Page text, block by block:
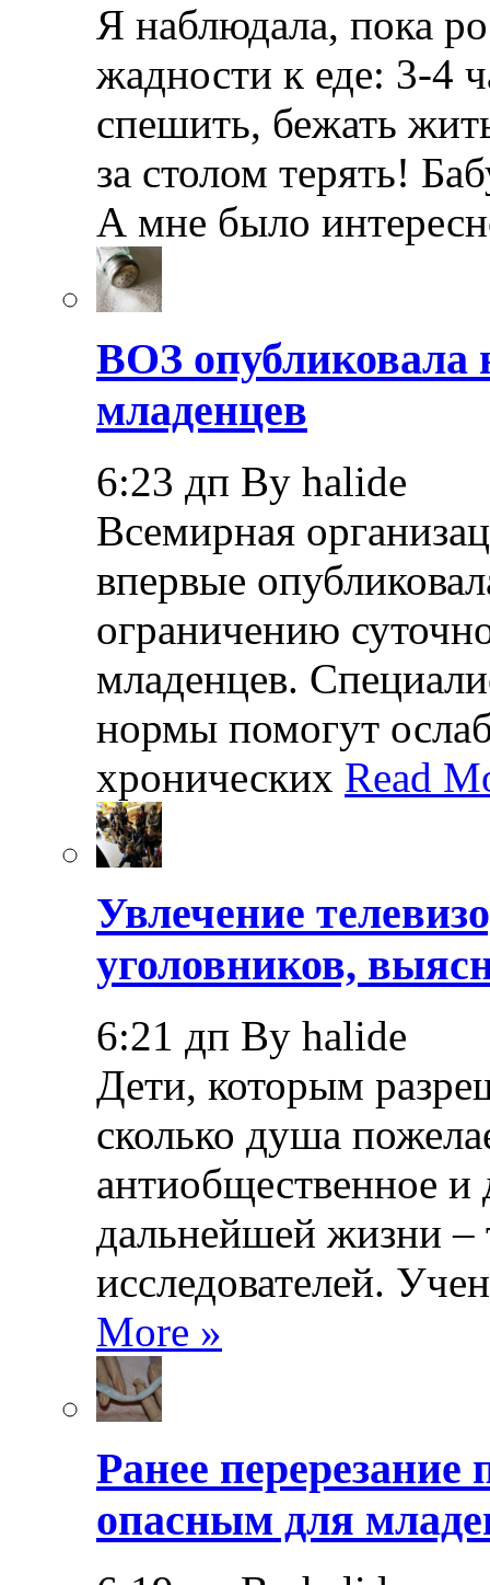
Я наблюдала, пока
жадности к еде: 3-4
спешить, бежать
за столом терять!
А мне было
ВОЗ опубликовала
младенцев
6:23 дп By halide
Всемирная
впервые
ограничению
младенцев.
нормы помогут
хронических Read
Увлечение
уголовников,
6:21 дп By halide
Дети, которым
сколько душа
антиобщественное и
дальнейшей жизни –
исследователей.
More »
Ранее
опасным для